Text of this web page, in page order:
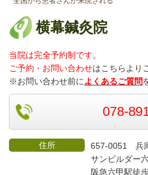
横幕鍼灸院
当院は完全予約制です。
ご予約・お問い合わせはこちらより
※お問い合わせ前によくあるご質問
078-
住所
657-0051 兵
サンビルダー
阪急六甲駅徒